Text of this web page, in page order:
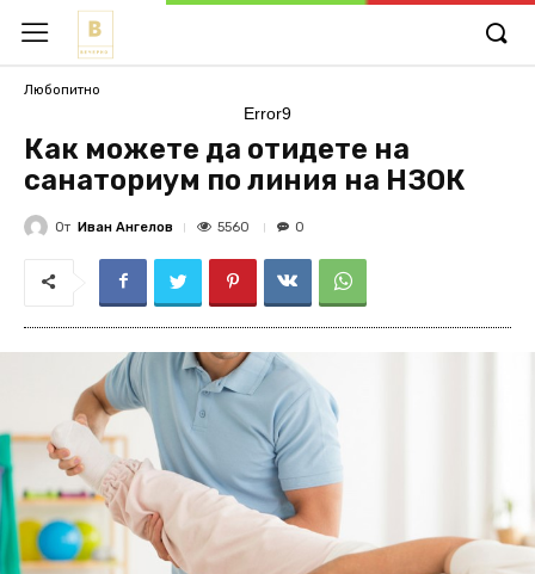
Любопитно
Error9
Как можете да отидете на
санаториум по линия на НЗОК
От Иван Ангелов 5560 0